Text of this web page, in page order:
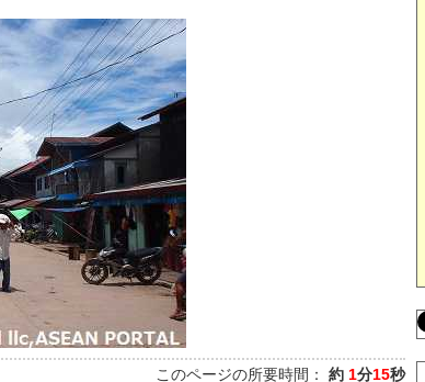
このページの所要時間： 約 1分15秒